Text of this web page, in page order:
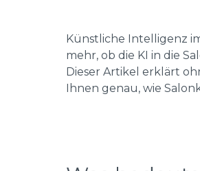
Künstliche Intelligenz
mehr, ob die KI in die
Dieser Artikel erklärt
Ihnen genau, wie